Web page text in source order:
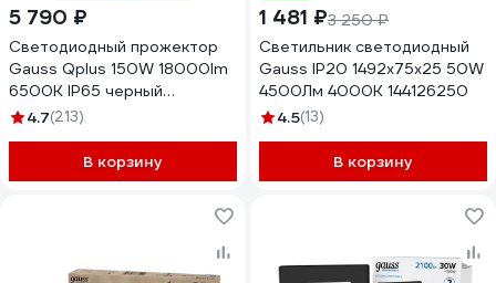
5 790 ₽
Светодиодный прожектор
Gauss Qplus 150W 18000lm
6500K IP65 черный
613100150
4.7(213)
В корзину
1 481 ₽3 250 ₽
Светильник светодиодный
Gauss IP20 1492х75х25 50W
4500Лм 4000K 144126250
4.5(13)
В корзину